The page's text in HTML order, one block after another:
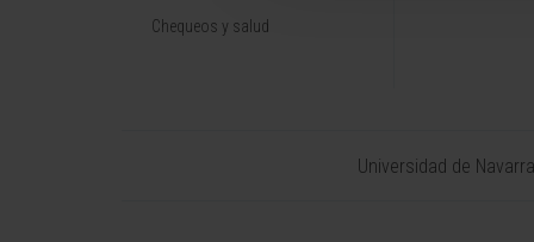
Chequeos y salud
Universidad de Navarra